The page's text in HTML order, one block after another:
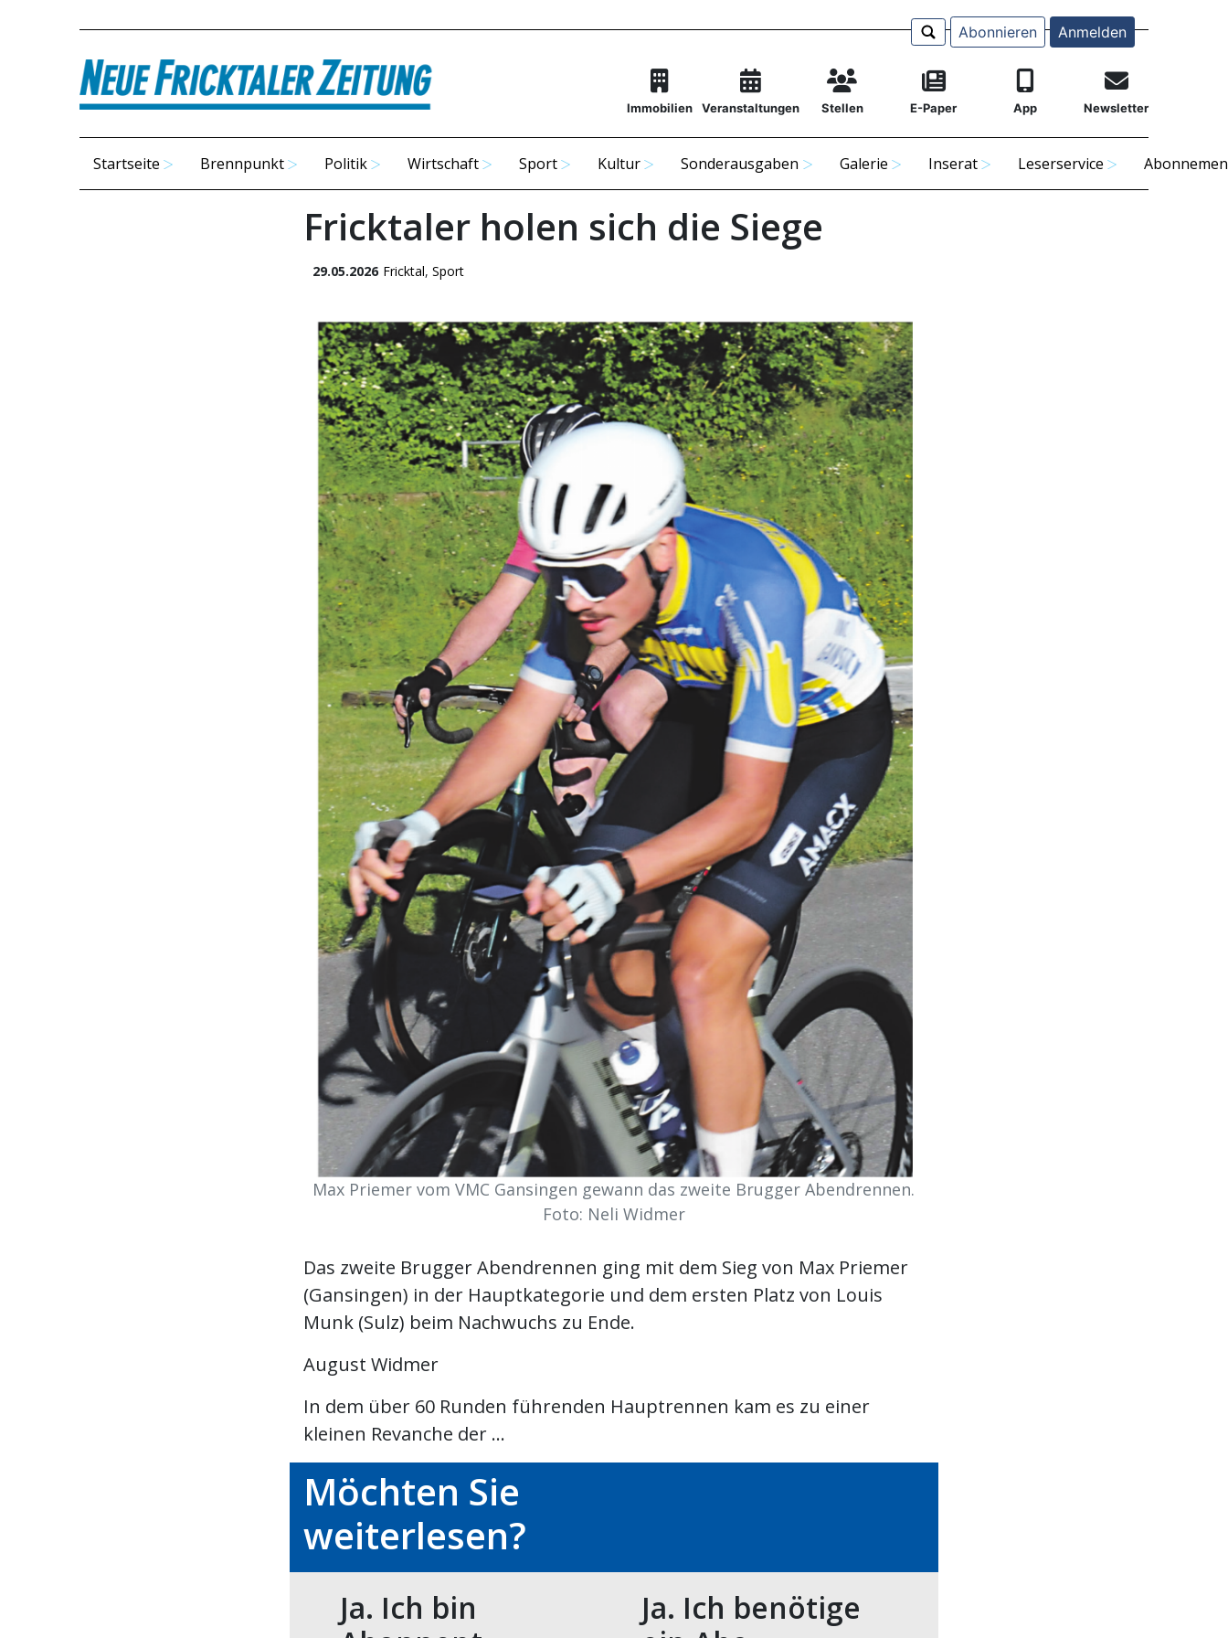
Abonnieren Anmelden
Immobilien Veranstaltungen Stellen E-Paper App Newsletter
Startseite Brennpunkt Politik Wirtschaft Sport Kultur Sonderausgaben Galerie Inserat Leserservice
Fricktaler holen sich die Siege
29.05.2026 Fricktal, Sport
Max Priemer vom VMC Gansingen gewann das zweite Brugger Abendrennen.
Foto: Neli Widmer
Das zweite Brugger Abendrennen ging mit dem Sieg von Max Priemer
(Gansingen) in der Hauptkategorie und dem ersten Platz von Louis
Munk (Sulz) beim Nachwuchs zu Ende.
August Widmer
In dem über 60 Runden führenden Hauptrennen kam es zu einer
kleinen Revanche der ...
Möchten Sie
weiterlesen?
Ja. Ich bin
Ja. Ich benötige